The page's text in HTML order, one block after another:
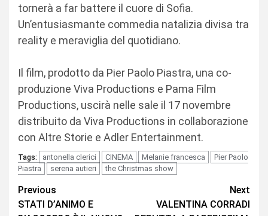
tornerà a far battere il cuore di Sofia.
Un’entusiasmante commedia natalizia divisa tra
reality e meraviglia del quotidiano.
Il film, prodotto da Pier Paolo Piastra, una co-
produzione Viva Productions e Pama Film
Productions, uscirà nelle sale il 17 novembre
distribuito da Viva Productions in collaborazione
con Altre Storie e Adler Entertainment.
Tags: antonella clerici CINEMA Melanie francesca
Pier Paolo
Piastra
serena autieri the Christmas show
Continue
Reading
Previous
STATI D’ANIMO E
Next
VALENTINA CORRADI